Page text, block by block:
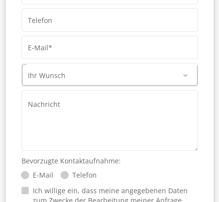
Telefon
E-Mail*
Ihr Wunsch
Nachricht
Bevorzugte Kontaktaufnahme:
E-Mail
Telefon
Ich willige ein, dass meine angegebenen Daten
zum Zwecke der Bearbeitung meiner Anfrage